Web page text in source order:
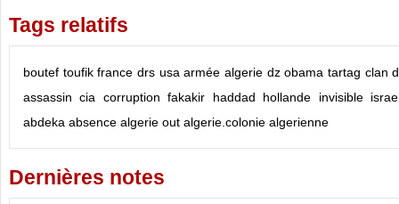
Tags relatifs
boutef toufik france drs usa armée algerie dz obama tartag clan
assassin cia corruption fakakir haddad hollande invisible
abdeka absence algerie out algerie.colonie algerienne
Dernières notes